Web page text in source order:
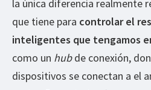
la única diferencia realmente
que tiene para controlar el
inteligentes que tengamos
como un hubde conexión,
dispositivos se conectan a el